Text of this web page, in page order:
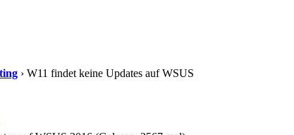
› W11 findet keine Updates auf WSUS